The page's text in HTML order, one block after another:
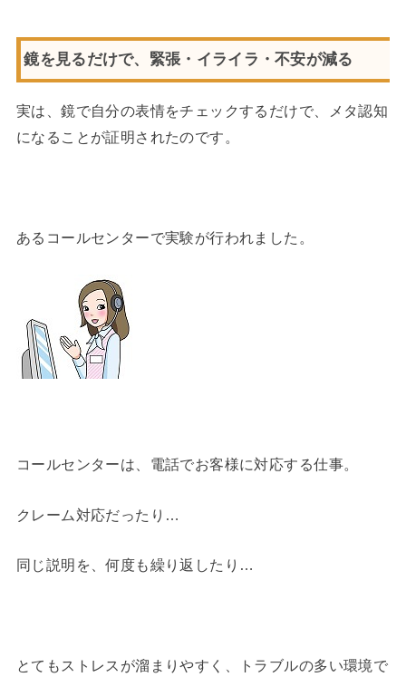
鏡を見るだけで、緊張・イライラ・不安が減る
実は、鏡で自分の表情をチェックするだけで、メタ認知
になることが証明されたのです。
あるコールセンターで実験が行われました。
コールセンターは、電話でお客様に対応する仕事。
クレーム対応だったり…
同じ説明を、何度も繰り返したり…
とてもストレスが溜まりやすく、トラブルの多い環境で